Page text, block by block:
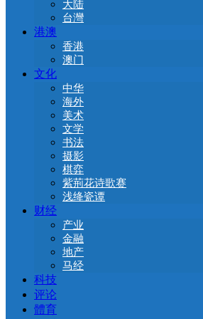
大陆
台灣
港澳
香港
澳门
文化
中华
海外
美术
文学
书法
摄影
棋弈
紫荊花诗歌赛
浅绛瓷谭
财经
产业
金融
地产
马经
科技
评论
體育